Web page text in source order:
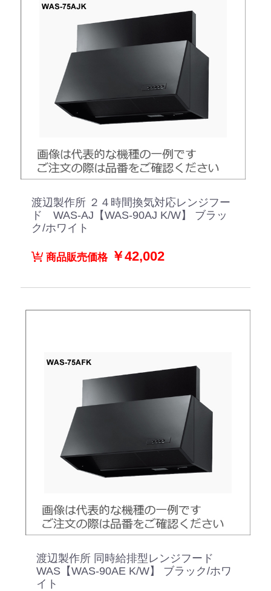
渡辺製作所 ２４時間換気対応レンジフー
ド WAS-AJ【WAS-90AJ K/W】 ブラッ
ク/ホワイト
商品販売価格￥42,002
渡辺製作所 同時給排型レンジフード
WAS【WAS-90AE K/W】 ブラック/ホワ
イト